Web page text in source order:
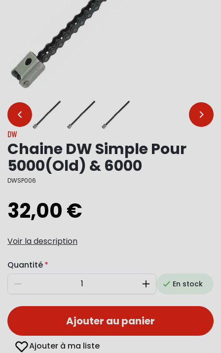
… …
DW
Chaine DW Simple Pour
5000(Old) & 6000
DWSP006
32,00 €
Voir la description
Quantité
Diminuer AugmenterEn stock
Ajouter au panier
Ajouter à ma liste